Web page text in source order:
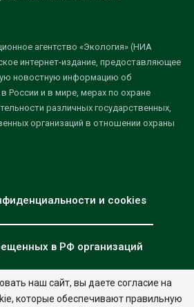
агентство «Экология» (НИА
интернет-издание, предоставляющее
новостную информацию об
России и в мире, мерах по охране
различных государственных,
организаций в отношении охраны
и cookies
в РФ организаций
Все права защищены. Дизайн:nia.eco
наш сайт, вы даете согласие на
которые обеспечивают правильную